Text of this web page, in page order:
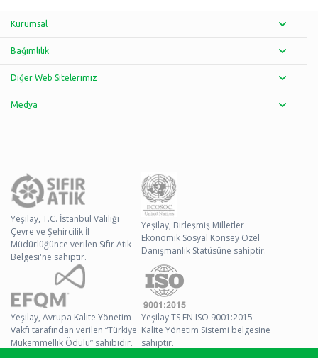
Kurumsal
Bağımlılık
Diğer Web Sitelerimiz
Medya
Yeşilay, T.C. İstanbul Valiliği
Çevre ve Şehircilik İl
Müdürlüğünce verilen Sıfır Atık
Belgesi'ne sahiptir.
Yeşilay, Birleşmiş Milletler
Ekonomik Sosyal Konsey Özel
Danışmanlık Statüsüne sahiptir.
Yeşilay, Avrupa Kalite Yönetim
Vakfı tarafından verilen “Türkiye
Mükemmellik Ödülü” sahibidir.
Yeşilay TS EN ISO 9001:2015
Kalite Yönetim Sistemi belgesine
sahiptir.